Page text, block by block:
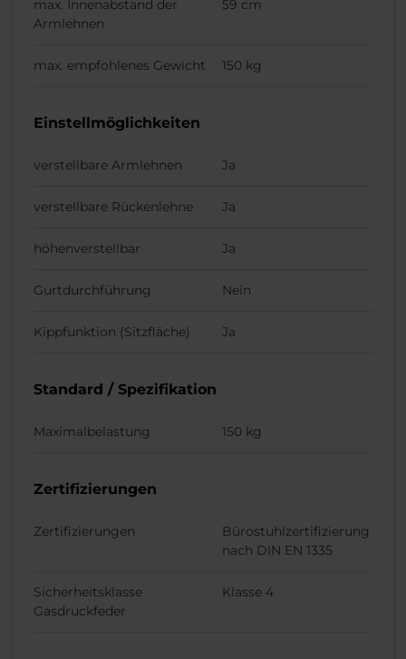
max. Innenabstand der
Armlehnen
59 cm
max. empfohlenes Gewicht 150 kg
Einstellmöglichkeiten
verstellbare Armlehnen Ja
verstellbare Rückenlehne Ja
höhenverstellbar Ja
Gurtdurchführung Nein
Kippfunktion (Sitzfläche) Ja
Standard / Spezifikation
Maximalbelastung 150 kg
Zertifizierungen
Zertifizierungen
Bürostuhlzertifizierung
nach DIN EN 1335
Sicherheitsklasse
Gasdruckfeder
Klasse 4